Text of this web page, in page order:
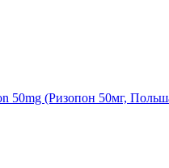
50mg (Ризопон 50мг,